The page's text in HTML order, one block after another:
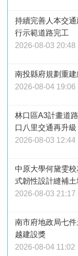
持續完善人本交
行示範道路完工
2026-08-03 20:48
南投縣府規劃重
2026-08-04 19:06
林口區A3計畫道
口八里交通再升級
2026-08-03 12:44
中原大學何黛雯
式韌性設計縫補
2026-08-03 21:17
南市府地政局七
越建設獎
2026-08-04 11:02